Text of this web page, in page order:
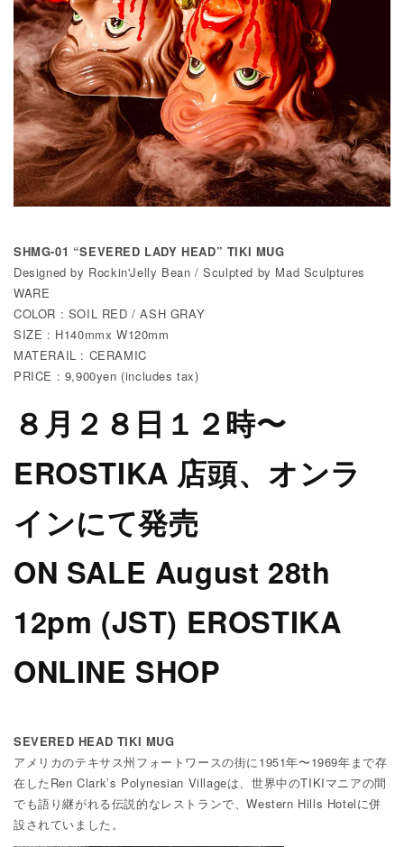
SHMG-01 “SEVERED LADY HEAD” TIKI MUG
Designed by Rockin'Jelly Bean / Sculpted by Mad Sculptures
WARE
COLOR : SOIL RED / ASH GRAY
SIZE : H140mmx W120mm
MATERAIL : CERAMIC
PRICE : 9,900yen (includes tax)
８月２８日１２時〜
EROSTIKA 店頭、オンラ
インにて発売
ON SALE August 28th
12pm (JST) EROSTIKA
ONLINE SHOP
SEVERED HEAD TIKI MUG
アメリカのテキサス州フォートワースの街に1951年〜1969年まで存
在したRen Clark’s Polynesian Villageは、世界中のTIKIマニアの間
でも語り継がれる伝説的なレストランで、Western Hills Hotelに併
設されていました。